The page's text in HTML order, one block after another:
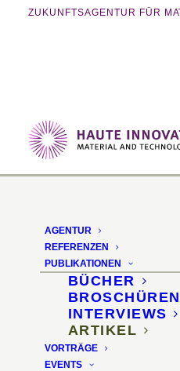
ZUKUNFTSAGENTUR FÜR
AGENTUR
REFERENZEN
PUBLIKATIONEN
BÜCHER
BROSCHÜREN
INTERVIEWS
ARTIKEL
VORTRÄGE
EVENTS
Home Publikationen
md Green Critic –
Trendgeber
Green Critic